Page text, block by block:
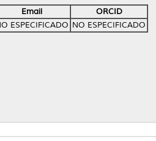
Email
ORCID
ESPECIFICADO NO ESPECIFICADO